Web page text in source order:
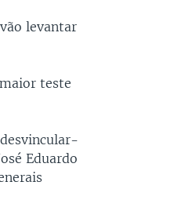
levantar
teste
Eduardo